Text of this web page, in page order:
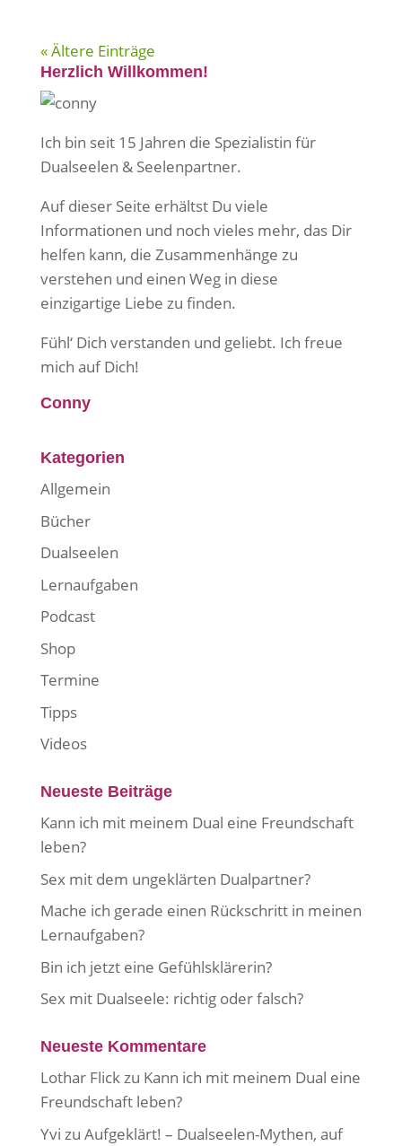
« Ältere Einträge
Herzlich Willkommen!
Ich bin seit 15 Jahren die Spezialistin für
Dualseelen & Seelenpartner.
Auf dieser Seite erhältst Du viele
Informationen und noch vieles mehr, das Dir
helfen kann, die Zusammenhänge zu
verstehen und einen Weg in diese
einzigartige Liebe zu finden.
Fühl‘ Dich verstanden und geliebt. Ich freue
mich auf Dich!
Conny
Kategorien
Allgemein
Bücher
Dualseelen
Lernaufgaben
Podcast
Shop
Termine
Tipps
Videos
Neueste Beiträge
Kann ich mit meinem Dual eine Freundschaft
leben?
Sex mit dem ungeklärten Dualpartner?
Mache ich gerade einen Rückschritt in meinen
Lernaufgaben?
Bin ich jetzt eine Gefühlsklärerin?
Sex mit Dualseele: richtig oder falsch?
Neueste Kommentare
Lothar Flickzu Kann ich mit meinem Dual eine
Freundschaft leben?
Yvi zu Aufgeklärt! – Dualseelen-Mythen, auf